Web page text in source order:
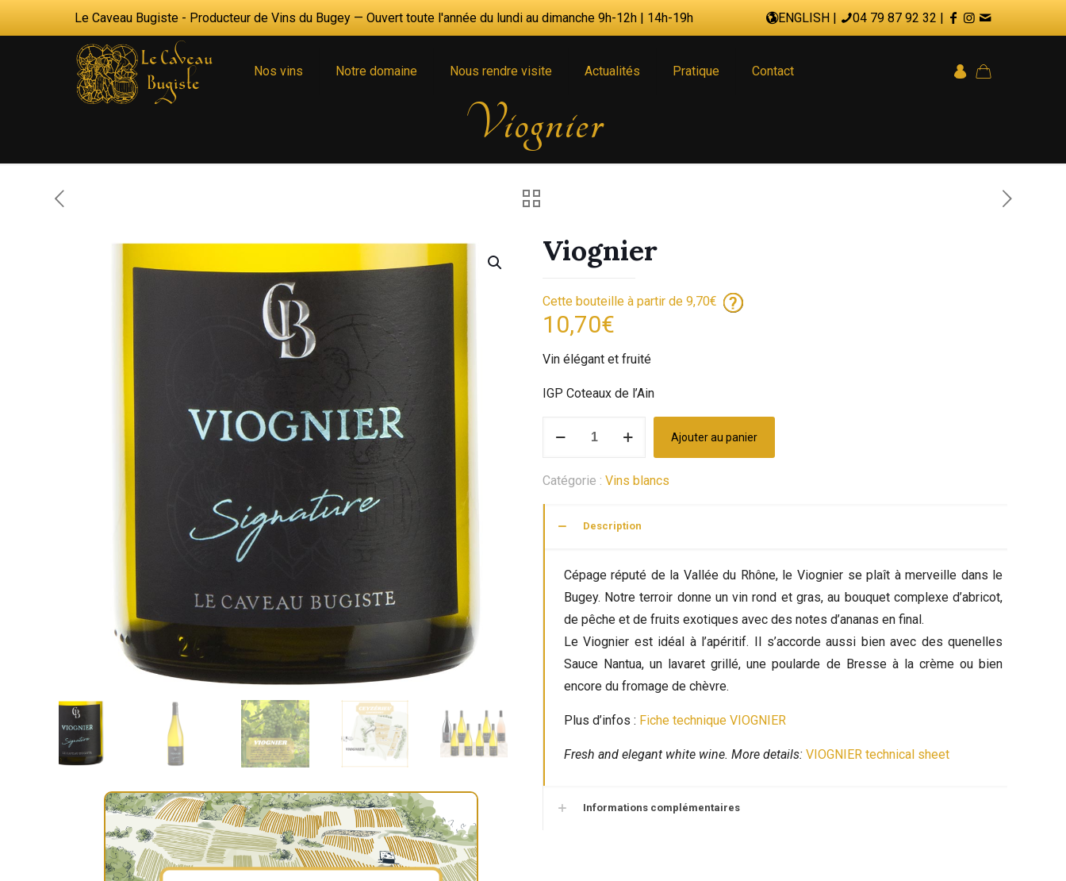
Le Caveau Bugiste - Producteur de Vins du Bugey — Ouvert toute l'année du lundi au dimanche 9h-12h | 14h-19h ENGLISH | 04 79 87 92 32 |
Nos vins Notre domaine Nous rendre visite Actualités Pratique Contact
Viognier
Viognier
Cette bouteille à partir de 9,70€
10,70€
Vin élégant et fruité
IGP Coteaux de l’Ain
Ajouter au panier
Catégorie : Vins blancs
Description
Cépage réputé de la Vallée du Rhône, le Viognier se plaît à merveille dans le
Bugey. Notre terroir donne un vin rond et gras, au bouquet complexe d’abricot,
de pêche et de fruits exotiques avec des notes d’ananas en final.
Le Viognier est idéal à l’apéritif. Il s’accorde aussi bien avec des quenelles
Sauce Nantua, un lavaret grillé, une poularde de Bresse à la crème ou bien
encore du fromage de chèvre.
Plus d’infos : Fiche technique VIOGNIER
Fresh and elegant white wine. More details: VIOGNIER technical sheet
Informations complémentaires